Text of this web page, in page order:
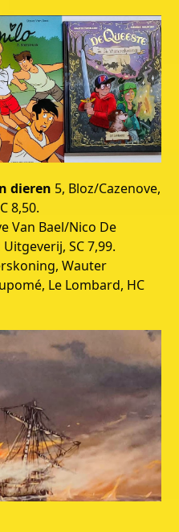
dieren 5, Bloz/Cazenove,
8,50.
Van Bael/Nico De
SC 7,99.
Wauter
Le Lombard, HC